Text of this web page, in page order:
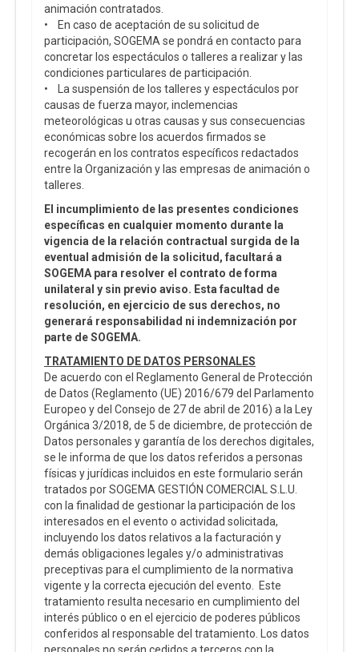
animación contratados.
• En caso de aceptación de su solicitud de
participación, SOGEMA se pondrá en contacto para
concretar los espectáculos o talleres a realizar y las
condiciones particulares de participación.
• La suspensión de los talleres y espectáculos por
causas de fuerza mayor, inclemencias
meteorológicas u otras causas y sus consecuencias
económicas sobre los acuerdos firmados se
recogerán en los contratos específicos redactados
entre la Organización y las empresas de animación o
talleres.
El incumplimiento de las presentes condiciones
específicas en cualquier momento durante la
vigencia de la relación contractual surgida de la
eventual admisión de la solicitud, facultará a
SOGEMA para resolver el contrato de forma
unilateral y sin previo aviso. Esta facultad de
resolución, en ejercicio de sus derechos, no
generará responsabilidad ni indemnización por
parte de SOGEMA.
TRATAMIENTO DE DATOS PERSONALES
De acuerdo con el Reglamento General de Protección
de Datos (Reglamento (UE) 2016/679 del Parlamento
Europeo y del Consejo de 27 de abril de 2016) a la Ley
Orgánica 3/2018, de 5 de diciembre, de protección de
Datos personales y garantía de los derechos digitales,
se le informa de que los datos referidos a personas
físicas y jurídicas incluidos en este formulario serán
tratados por SOGEMA GESTIÓN COMERCIAL S.L.U.
con la finalidad de gestionar la participación de los
interesados en el evento o actividad solicitada,
incluyendo los datos relativos a la facturación y
demás obligaciones legales y/o administrativas
preceptivas para el cumplimiento de la normativa
vigente y la correcta ejecución del evento. Este
tratamiento resulta necesario en cumplimiento del
interés público o en el ejercicio de poderes públicos
conferidos al responsable del tratamiento. Los datos